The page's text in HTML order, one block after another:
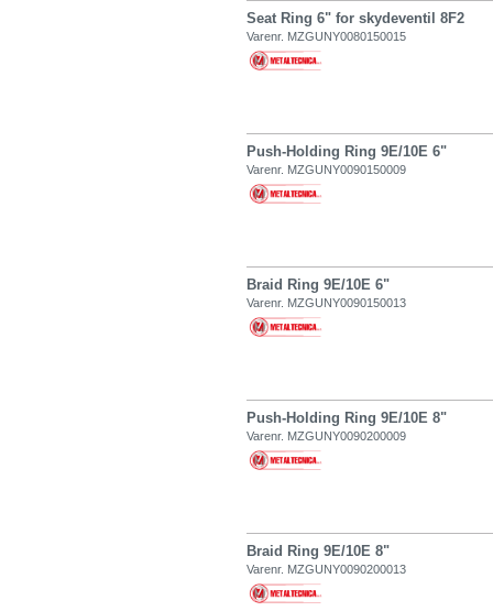
Seat Ring 6" for skydeventil 8F2
Varenr. MZGUNY0080150015
Push-Holding Ring 9E/10E 6"
Varenr. MZGUNY0090150009
Braid Ring 9E/10E 6"
Varenr. MZGUNY0090150013
Push-Holding Ring 9E/10E 8"
Varenr. MZGUNY0090200009
Braid Ring 9E/10E 8"
Varenr. MZGUNY0090200013